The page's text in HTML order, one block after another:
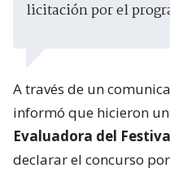
licitación por el
A través de un
informó que hicieron
Evaluadora del
declarar el concurso